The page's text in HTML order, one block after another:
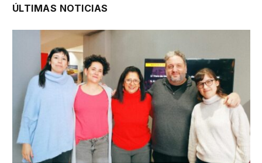
ÚLTIMAS NOTICIAS